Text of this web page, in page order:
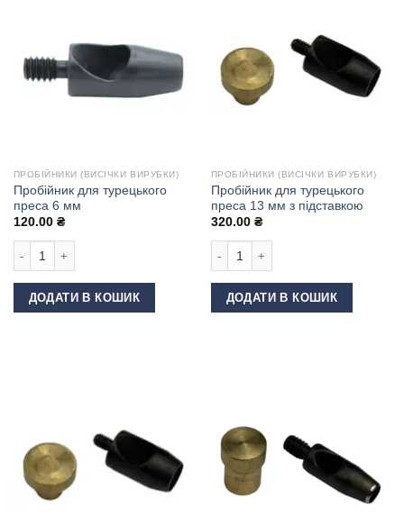
ПРОБІЙНИКИ (ВИСІЧКИ ВИРУБКИ)
Пробійник для турецького
преса 6 мм
120.00 ₴
ДОДАТИ В КОШИК
ПРОБІЙНИКИ (ВИСІЧКИ ВИРУБКИ)
Пробійник для турецького
преса 13 мм з підставкою
320.00 ₴
ДОДАТИ В КОШИК